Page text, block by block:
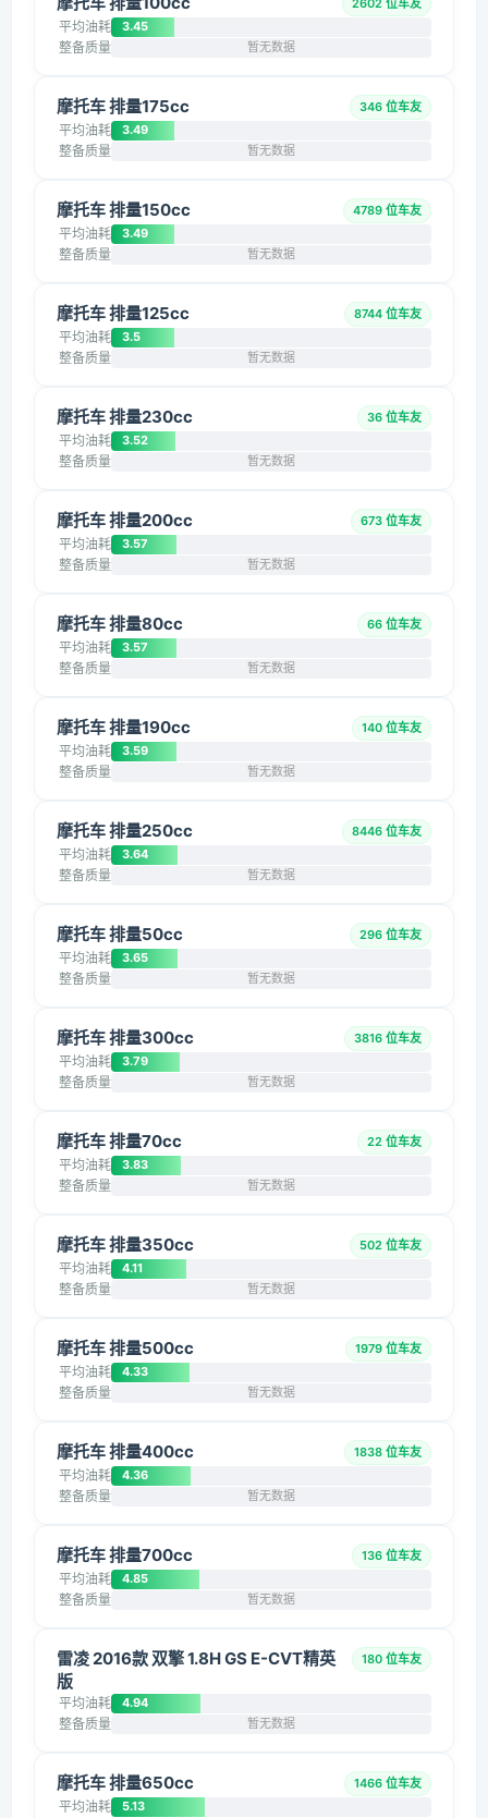
2602 位车友
平均油耗 3.45
整备质量 暂无数据
摩托车 排量175cc 346 位车友
平均油耗 3.49
整备质量 暂无数据
摩托车 排量150cc 4789 位车友
平均油耗 3.49
整备质量 暂无数据
摩托车 排量125cc 8744 位车友
平均油耗 3.5
整备质量 暂无数据
摩托车 排量230cc 36 位车友
平均油耗 3.52
整备质量 暂无数据
摩托车 排量200cc 673 位车友
平均油耗 3.57
整备质量 暂无数据
摩托车 排量80cc 66 位车友
平均油耗 3.57
整备质量 暂无数据
摩托车 排量190cc 140 位车友
平均油耗 3.59
整备质量 暂无数据
摩托车 排量250cc 8446 位车友
平均油耗 3.64
整备质量 暂无数据
摩托车 排量50cc 296 位车友
平均油耗 3.65
整备质量 暂无数据
摩托车 排量300cc 3816 位车友
平均油耗 3.79
整备质量 暂无数据
摩托车 排量70cc 22 位车友
平均油耗 3.83
整备质量 暂无数据
摩托车 排量350cc 502 位车友
平均油耗 4.11
整备质量 暂无数据
摩托车 排量500cc 1979 位车友
平均油耗 4.33
整备质量 暂无数据
摩托车 排量400cc 1838 位车友
平均油耗 4.36
整备质量 暂无数据
摩托车 排量700cc 136 位车友
平均油耗 4.85
整备质量 暂无数据
雷凌 2016款 双擎 1.8H GS E-CVT精英
版
180 位车友
平均油耗 4.94
整备质量 暂无数据
摩托车 排量650cc 1466 位车友
平均油耗 5.13